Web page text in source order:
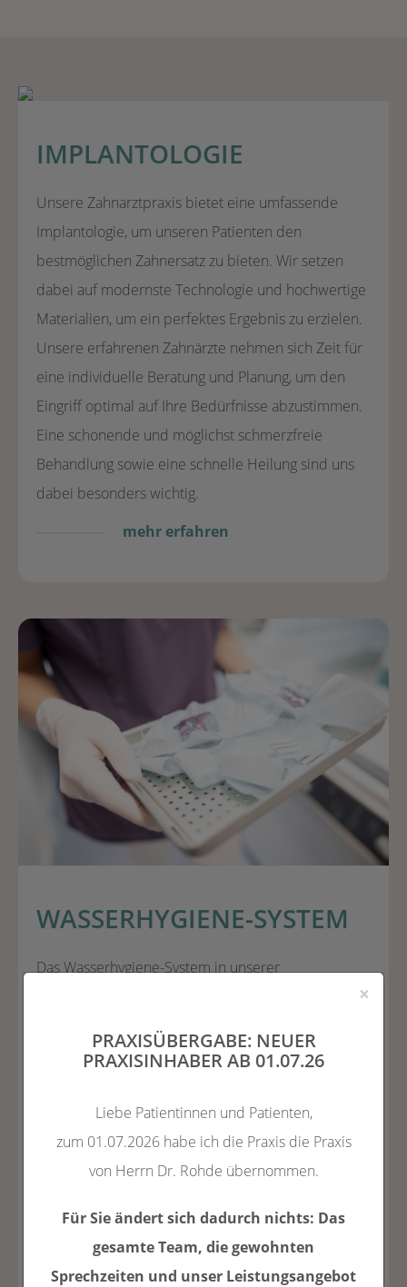
×
PRAXISÜBERGABE: NEUER
PRAXISINHABER AB 01.07.26
Liebe Patientinnen und Patienten,
zum 01.07.2026 habe ich die Praxis die Praxis
von Herrn Dr. Rohde übernommen.
Für Sie ändert sich dadurch nichts: Das
gesamte Team, die gewohnten
Sprechzeiten und unser Leistungsangebot
IMPLANTOLOGIE
Unsere Zahnarztpraxis bietet eine umfassende
Implantologie, um unseren Patienten den
bestmöglichen Zahnersatz zu bieten. Wir setzen
dabei auf modernste Technologie und hochwertige
Materialien, um ein perfektes Ergebnis zu erzielen.
Unsere erfahrenen Zahnärzte nehmen sich Zeit für
eine individuelle Beratung und Planung, um den
Eingriff optimal auf Ihre Bedürfnisse abzustimmen.
Eine schonende und möglichst schmerzfreie
Behandlung sowie eine schnelle Heilung sind uns
dabei besonders wichtig.
mehr erfahren
WASSERHYGIENE-SYSTEM
Das Wasserhygiene-System in unserer
Wassers zu verbessern und Infektionsrisiken zu
minimieren. Das System besteht aus verschiedenen
Entkalkungseinrichtungen sowie regelmäßigen
Überprüfungen der Wasserqualität. Ziel ist es, die
Verbreitung von Krankheitserregern im Wasser zu
das in der Behandlung verwendet wird, sicher und
sauber ist.